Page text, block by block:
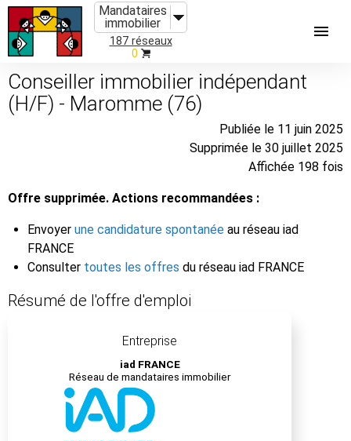
Mandataires
immobilier
187 réseaux
0
Conseiller immobilier indépendant
(H/F) - Maromme (76)
Publiée le 11 juin 2025
Supprimée le 30 juillet 2025
Affichée 198 fois
Offre supprimée. Actions recommandées :
Envoyer une candidature spontanée au réseau iad
FRANCE
Consulter toutes les offres du réseau iad FRANCE
Résumé de l'offre d'emploi
Entreprise
iad FRANCE
Réseau de mandataires immobilier